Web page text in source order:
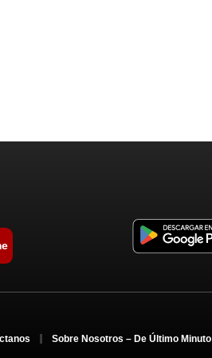
Sobre Nosotros – De Último Minuto